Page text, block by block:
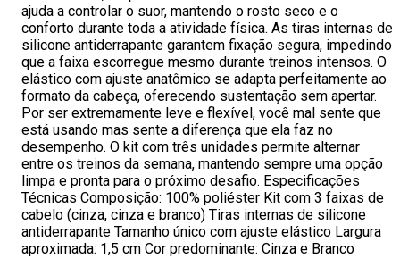
ajuda a controlar o suor, mantendo o rosto seco e o
conforto durante toda a atividade física. As tiras internas de
silicone antiderrapante garantem fixação segura, impedindo
que a faixa escorregue mesmo durante treinos intensos. O
elástico com ajuste anatômico se adapta perfeitamente ao
formato da cabeça, oferecendo sustentação sem apertar.
Por ser extremamente leve e flexível, você mal sente que
está usando mas sente a diferença que ela faz no
desempenho. O kit com três unidades permite alternar
entre os treinos da semana, mantendo sempre uma opção
limpa e pronta para o próximo desafio. Especificações
Técnicas Composição: 100% poliéster Kit com 3 faixas de
cabelo (cinza, cinza e branco) Tiras internas de silicone
antiderrapante Tamanho único com ajuste elástico Largura
aproximada: 1,5 cm Cor predominante: Cinza e Branco